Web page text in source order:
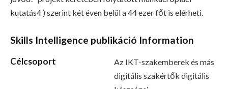
kutatás4 ) szerint két éven belül a 44 ezer főt is elérheti.
Skills Intelligence publikáció Information
Célcsoport
Az IKT-szakemberek és más
digitális szakértők digitális